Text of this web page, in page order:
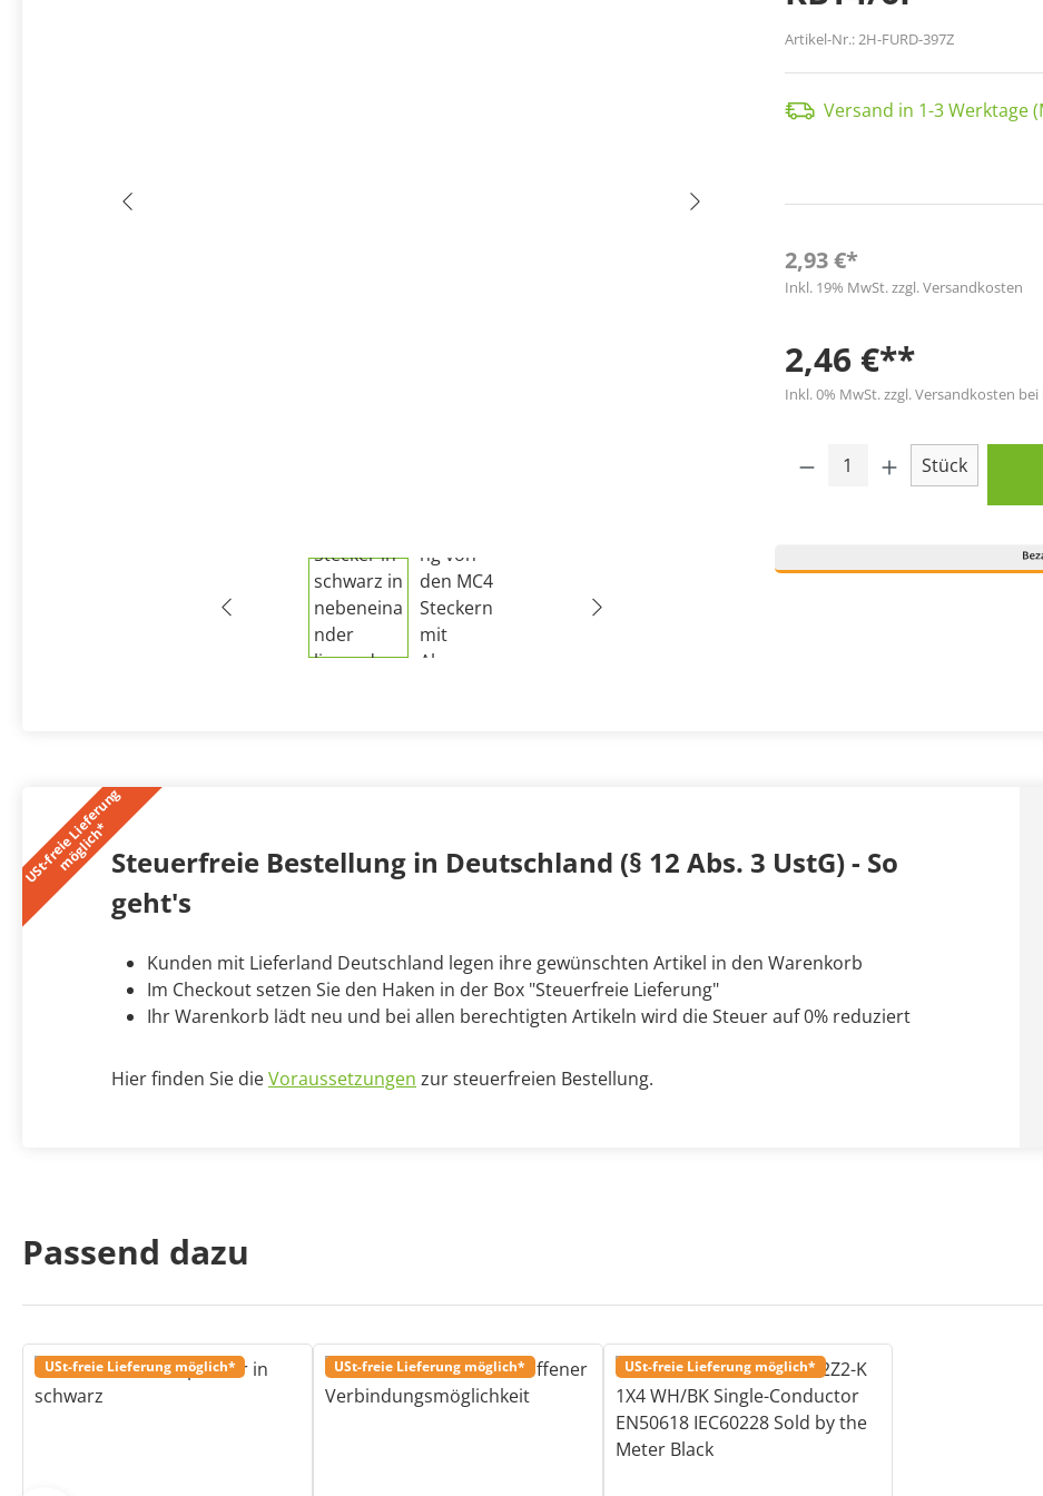
Artikel-Nr.:2H-FURD-397Z
Versand in 1-3 Werktage
2,93 €*
Inkl. 19% MwSt. zzgl. Versandkosten
2,46 €**
Inkl. 0% MwSt. zzgl. Versandkosten
Produkt Anzahl:
Stück
U
S
t
-
f
r
e
i
e
L
i
e
f
e
r
u
n
g
m
ö
g
l
i
c
h
*Steuerfreie Bestellung in Deutschland (§ 12 Abs. 3 UstG) - So
geht's
Kunden mit Lieferland Deutschland legen ihre gewünschten Artikel in den Warenkorb
Im Checkout setzen Sie den Haken in der Box "Steuerfreie Lieferung"
Ihr Warenkorb lädt neu und bei allen berechtigten Artikeln wird die Steuer auf 0% reduziert
Hier finden Sie dieVoraussetzungen zur steuerfreien Bestellung.
Passend dazu
USt-freie Lieferung möglich* USt-freie Lieferung möglich* USt-freie Lieferung möglich*